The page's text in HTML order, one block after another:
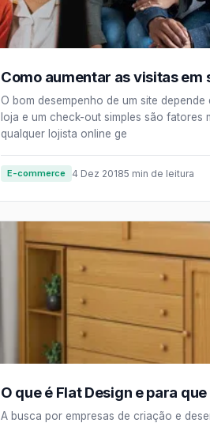
Como aumentar as visitas em
O bom desempenho de um site
loja e um check-out simples são fatores
qualquer lojista online ge
E-commerce 4 Dez 20185 min de leitura
O que é Flat Design e para
A busca por empresas de criação e